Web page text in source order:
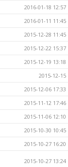
2016-01-18 12:57
2016-01-11 11:45
2015-12-28 11:45
2015-12-22 15:37
2015-12-19 13:18
2015-12-15
2015-12-06 17:33
2015-11-12 17:46
2015-11-06 12:10
2015-10-30 10:45
2015-10-27 16:20
2015-10-27 13:24